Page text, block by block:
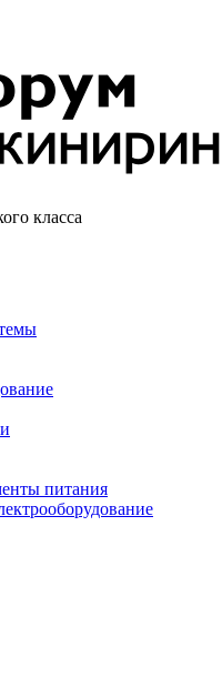
класса
питания